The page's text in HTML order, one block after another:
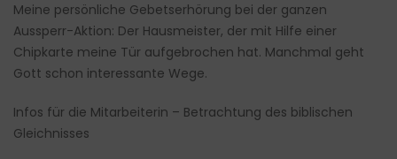
Meine persönliche Gebetserhörung bei der ganzen
Aussperr-Aktion: Der Hausmeister, der mit Hilfe einer
Chipkarte meine Tür aufgebrochen hat. Manchmal geht
Gott schon interessante Wege.
Infos für die Mitarbeiterin – Betrachtung des biblischen
Gleichnisses